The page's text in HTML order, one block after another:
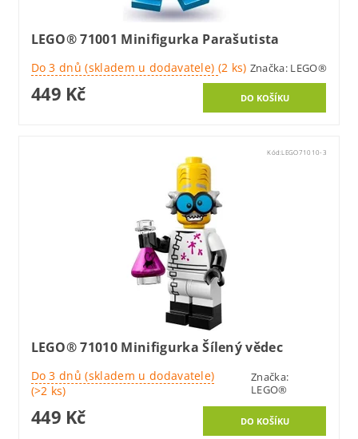
LEGO® 71001 Minifigurka Parašutista
Do 3 dnů (skladem u dodavatele) (2 ks) Značka: LEGO®
449 Kč
Kód:LEGO71010-3
LEGO® 71010 Minifigurka Šílený vědec
Do 3 dnů (skladem u dodavatele)
(>2 ks)
Značka:
LEGO®
449 Kč